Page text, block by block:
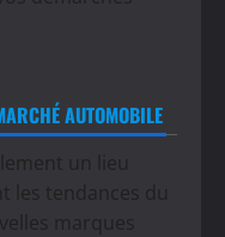
AUTOMOBILE
un lieu
les tendances du
marques